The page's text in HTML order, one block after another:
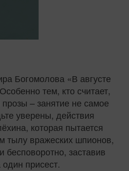
Богомолова «В августе
тем, кто считает,
– занятие не самое
уверены, действия
которая пытается
тылу вражеских шпионов,
бесповоротно, заставив
один присест.